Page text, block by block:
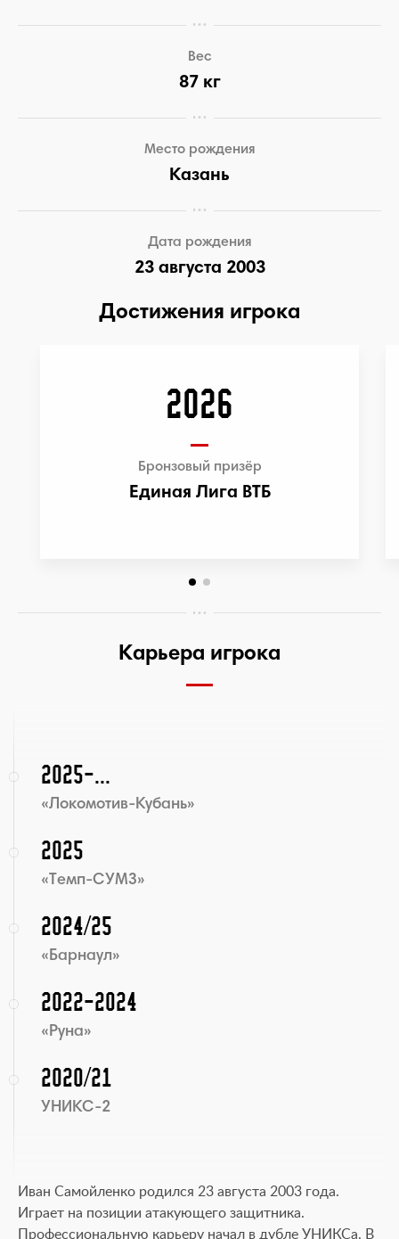
Вес
87 кг
Место рождения
Казань
Дата рождения
23 августа 2003
Достижения игрока
2026
Бронзовый призёр
Единая Лига ВТБ
Карьера игрока
2025-...
«Локомотив-Кубань»
2025
«Темп-СУМЗ»
2024/25
«Барнаул»
2022-2024
«Руна»
2020/21
УНИКС-2
Иван Самойленко родился 23 августа 2003 года.
Играет на позиции атакующего защитника.
Профессиональную карьеру начал в дубле УНИКСа. В